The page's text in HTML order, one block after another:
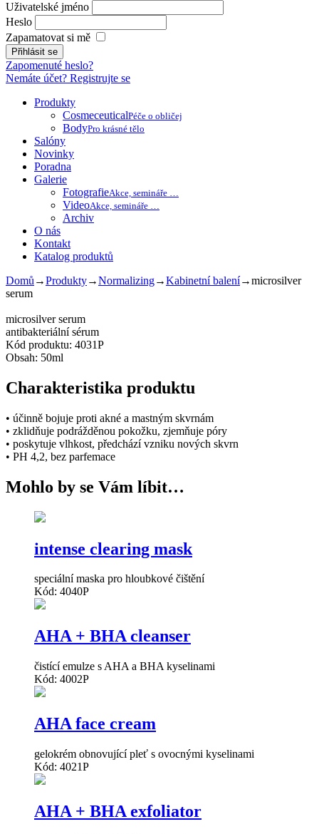
Uživatelské jméno
Heslo
Zapamatovat si mě
Zapomenuté heslo?
Nemáte účet? Registrujte se
Produkty
CosmeceuticalPéče o obličej
BodyPro krásné tělo
Salóny
Novinky
Poradna
Galerie
FotografieAkce, semináře …
VideoAkce, semináře …
Archiv
O nás
Kontakt
Katalog produktů
Domů →Produkty→Normalizing→Kabinetní balení→microsilver
serum
microsilver serum
antibakteriální sérum
Kód produktu: 4031P
Obsah: 50ml
Charakteristika produktu
• účinně bojuje proti akné a mastným skvrnám
• zklidňuje podrážděnou pokožku, zjemňuje póry
• poskytuje vlhkost, předchází vzniku nových skvrn
• PH 4,2, bez parfemace
Mohlo by se Vám líbit…
intense clearing mask
speciální maska pro hloubkové čištění
Kód: 4040P
AHA + BHA cleanser
čistící emulze s AHA a BHA kyselinami
Kód: 4002P
AHA face cream
gelokrém obnovující pleť s ovocnými kyselinami
Kód: 4021P
AHA + BHA exfoliator